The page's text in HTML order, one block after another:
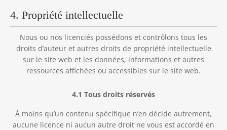
4. Propriété intellectuelle
Nous ou nos licenciés possédons et contrôlons tous les
droits d’auteur et autres droits de propriété intellectuelle
sur le site web et les données, informations et autres
ressources affichées ou accessibles sur le site web.
4.1 Tous droits réservés
À moins qu’un contenu spécifique n’en décide autrement,
aucune licence ni aucun autre droit ne vous est accordé en